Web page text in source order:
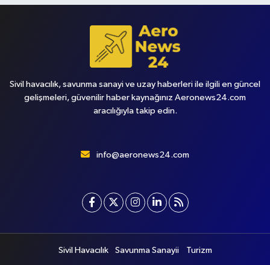
Sivil havacılık, savunma sanayi ve uzay haberleri ile ilgili en güncel
gelişmeleri, güvenilir haber kaynağınız Aeronews24.com
aracılığıyla takip edin.
info@aeronews24.com
Sivil Havacılık Savunma Sanayii Turizm